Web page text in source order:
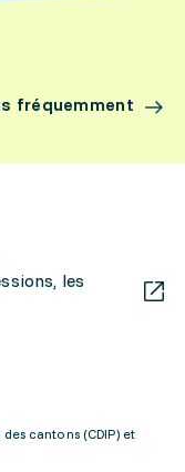
fréquemment
les
cantons (CDIP) et